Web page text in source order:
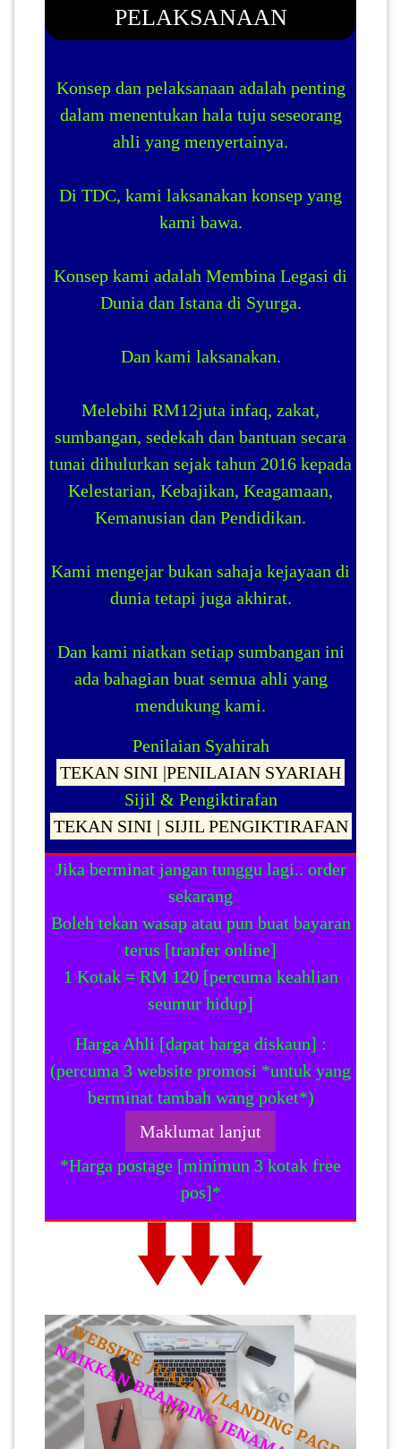
PELAKSANAAN
Konsep dan pelaksanaan adalah penting
dalam menentukan hala tuju seseorang
ahli yang menyertainya.
Di TDC, kami laksanakan konsep yang
kami bawa.
Konsep kami adalah Membina Legasi di
Dunia dan Istana di Syurga.
Dan kami laksanakan.
Melebihi RM12juta infaq, zakat,
sumbangan, sedekah dan bantuan secara
tunai dihulurkan sejak tahun 2016 kepada
Kelestarian, Kebajikan, Keagamaan,
Kemanusian dan Pendidikan.
Kami mengejar bukan sahaja kejayaan di
dunia tetapi juga akhirat.
Dan kami niatkan setiap sumbangan ini
ada bahagian buat semua ahli yang
mendukung kami.
Penilaian Syahirah
TEKAN SINI |PENILAIAN SYARIAH
Sijil & Pengiktirafan
TEKAN SINI | SIJIL PENGIKTIRAFAN
Jika berminat jangan tunggu lagi.. order
sekarang
Boleh tekan wasap atau pun buat bayaran
terus [tranfer online]
1 Kotak = RM 120 [percuma keahlian
seumur hidup]
Harga Ahli [dapat harga diskaun] :
(percuma 3 website promosi *untuk yang
berminat tambah wang poket*)
Maklumat lanjut
*Harga postage [minimun 3 kotak free
pos]*